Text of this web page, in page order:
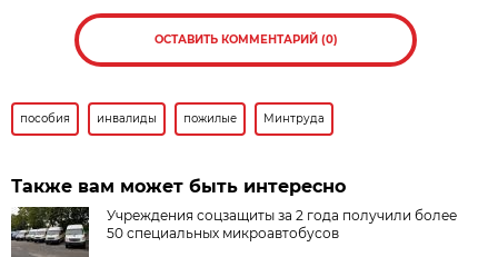
ОСТАВИТЬ КОММЕНТАРИЙ (0)
пособия инвалиды пожилые Минтруда
Также вам может быть интересно
Учреждения соцзащиты за 2 года получили более
50 специальных микроавтобусов